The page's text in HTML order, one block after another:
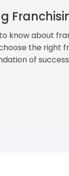
know about
the right
of